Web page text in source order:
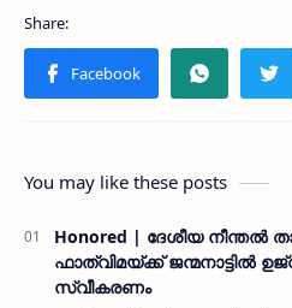
You may like these posts
Honored | ദേശീയ നീന്തൽ
ഫാത്വിമയ്ക്ക് ജന്മനാട്ടിൽ
സ്വീകരണം